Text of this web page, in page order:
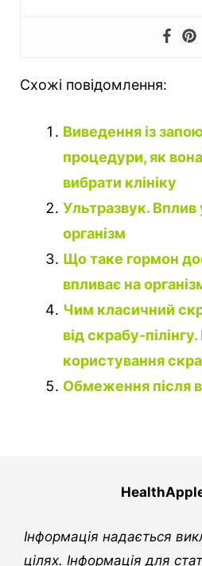
Схожі повідомлення:
Виведення із
процедури, як
вибрати клініку
Ультразвук. Вплив
організм
Що таке гормон
впливає на
Чим класичний
від скрабу-
користування
Обмеження після
Інформація надається
цілях. Інформація для